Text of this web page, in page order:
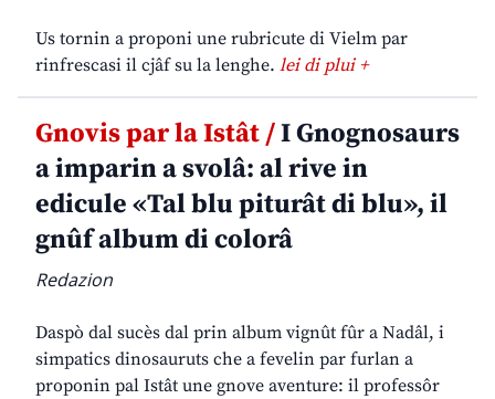
Us tornin a proponi une rubricute di Vielm par
rinfrescasi il cjâf su la lenghe. lei di plui +
Gnovis par la Istât /I Gnognosaurs
a imparin a svolâ: al rive in
edicule «Tal blu piturât di blu», il
gnûf album di colorâ
Redazion
Daspò dal sucès dal prin album vignût fûr a Nadâl, i
simpatics dinosauruts che a fevelin par furlan a
proponin pal Istât une gnove aventure: il professôr